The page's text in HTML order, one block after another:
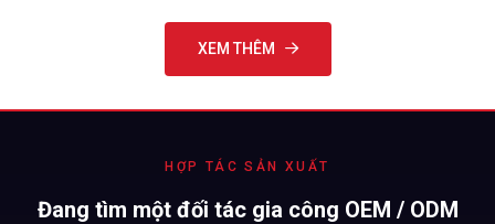
XEM THÊM
HỢP TÁC SẢN XUẤT
Đang tìm một đối tác gia công OEM / ODM